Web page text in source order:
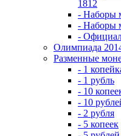
1812
- Наборы
- Наборы
-
Олимпиада
Разменные
- 1
- 1 рубль
- 10
- 10
- 2 рубля
- 5 копеек